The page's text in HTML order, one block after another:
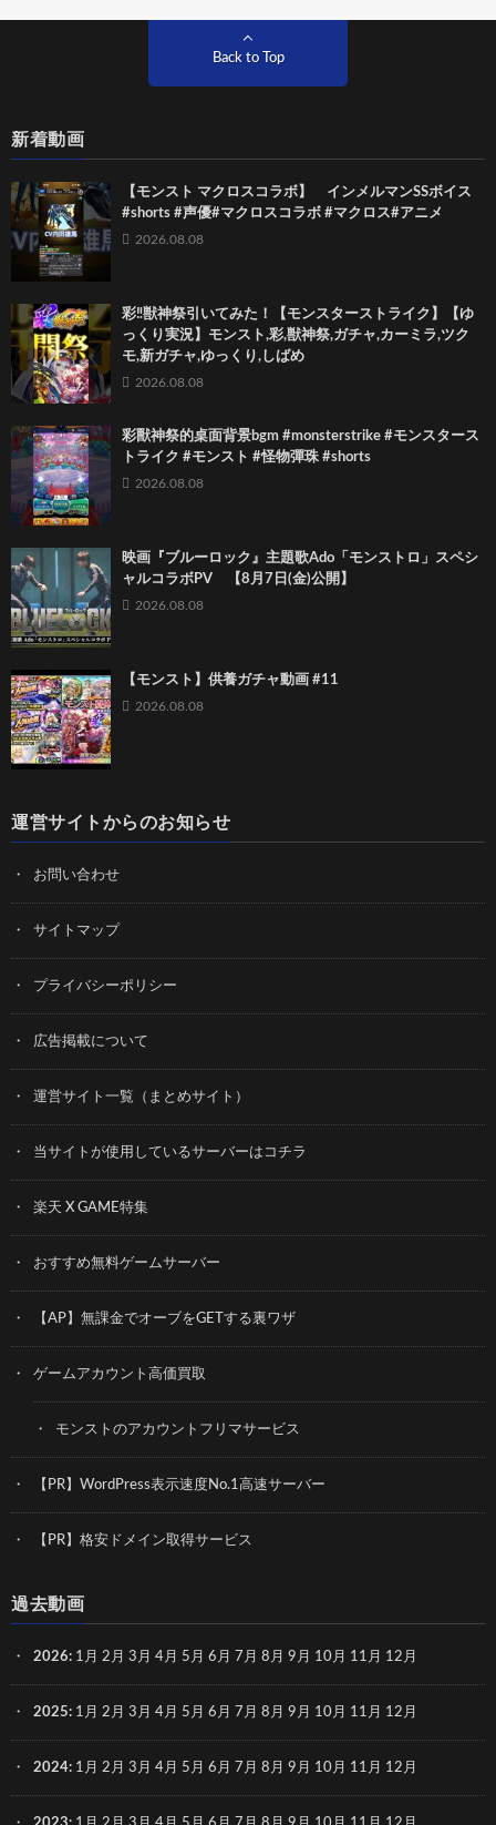
Back to Top
新着動画
【モンスト マクロスコラボ】 インメルマンSSボイス
#shorts #声優#マクロスコラボ #マクロス#アニメ
2026.08.08
彩‼獣神祭引いてみた！【モンスターストライク】【ゆ
っくり実況】モンスト,彩,獣神祭,ガチャ,カーミラ,ツク
モ,新ガチャ,ゆっくり,しばめ
2026.08.08
彩獸神祭的桌面背景bgm #monsterstrike #モンスタース
トライク #モンスト #怪物彈珠 #shorts
2026.08.08
映画『ブルーロック』主題歌Ado「モンストロ」スペシ
ャルコラボPV 【8月7日(金)公開】
2026.08.08
【モンスト】供養ガチャ動画 #11
2026.08.08
運営サイトからのお知らせ
お問い合わせ
サイトマップ
プライバシーポリシー
広告掲載について
運営サイト一覧（まとめサイト）
当サイトが使用しているサーバーはコチラ
楽天 X GAME特集
おすすめ無料ゲームサーバー
【AP】無課金でオーブをGETする裏ワザ
ゲームアカウント高価買取
モンストのアカウントフリマサービス
【PR】WordPress表示速度No.1高速サーバー
【PR】格安ドメイン取得サービス
過去動画
2026: 1月 2月 3月 4月 5月 6月 7月 8月 9月 10月 11月 12月
2025: 1月 2月 3月 4月 5月 6月 7月 8月 9月 10月 11月 12月
2024: 1月 2月 3月 4月 5月 6月 7月 8月 9月 10月 11月 12月